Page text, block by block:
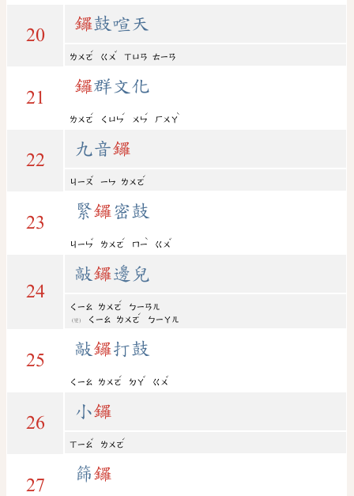
20
鑼鼓喧天
ㄌㄨㄛ
ˊ
ㄍㄨ
ˇ
ㄒㄩㄢ ㄊㄧㄢ
21
鑼群文化
ㄌㄨㄛ
ˊ
ㄑㄩㄣ
ˊ
ㄨㄣ
ˊ
ㄏㄨㄚ
ˋ
22
九音鑼
ㄐㄧㄡ
ˇ
ㄧㄣ ㄌㄨㄛ
ˊ
23
緊鑼密鼓
ㄐㄧㄣ
ˇ
ㄌㄨㄛ
ˊ
ㄇㄧ
ˋ
ㄍㄨ
ˇ
24
敲 鑼邊兒
ㄑㄧㄠ ㄌㄨㄛ
ˊ
ㄅㄧㄢㄦ
(變) ㄑㄧㄠ ㄌㄨㄛ
ˊ
ㄅㄧㄚㄦ
25
敲鑼打鼓
ㄑㄧㄠ ㄌㄨㄛ
ˊ
ㄉㄚ
ˇ
ㄍㄨ
ˇ
26
小鑼
ㄒㄧㄠ
ˇ
ㄌㄨㄛ
ˊ
27
篩鑼